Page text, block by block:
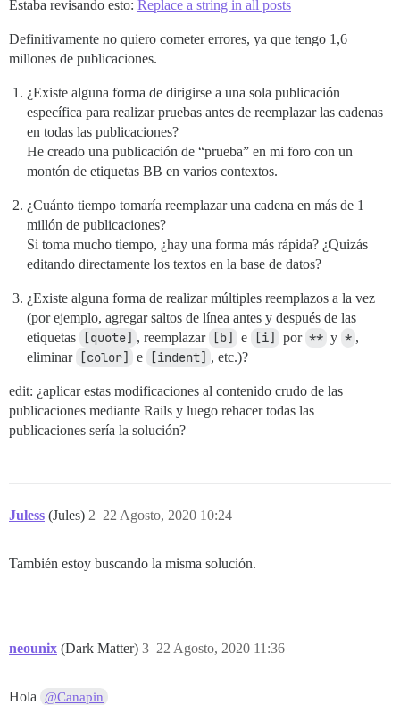
Estaba revisando esto: Replace a string in all posts
Definitivamente no quiero cometer errores, ya que tengo 1,6
millones de publicaciones.
¿Existe alguna forma de dirigirse a una sola publicación
específica para realizar pruebas antes de reemplazar las cadenas
en todas las publicaciones?
He creado una publicación de “prueba” en mi foro con un
montón de etiquetas BB en varios contextos.
¿Cuánto tiempo tomaría reemplazar una cadena en más de 1
millón de publicaciones?
Si toma mucho tiempo, ¿hay una forma más rápida? ¿Quizás
editando directamente los textos en la base de datos?
¿Existe alguna forma de realizar múltiples reemplazos a la vez
(por ejemplo, agregar saltos de línea antes y después de las
etiquetas
[quote] , reemplazar [b] e [i] por ** y * ,
eliminar
[color] e [indent] , etc.)?
edit: ¿aplicar estas modificaciones al contenido crudo de las
publicaciones mediante Rails y luego rehacer todas las
publicaciones sería la solución?
Juless (Jules) 22 Agosto, 2020 10:24
2
También estoy buscando la misma solución.
neounix (Dark Matter) 22 Agosto, 2020 11:36
3
Hola @Canapin